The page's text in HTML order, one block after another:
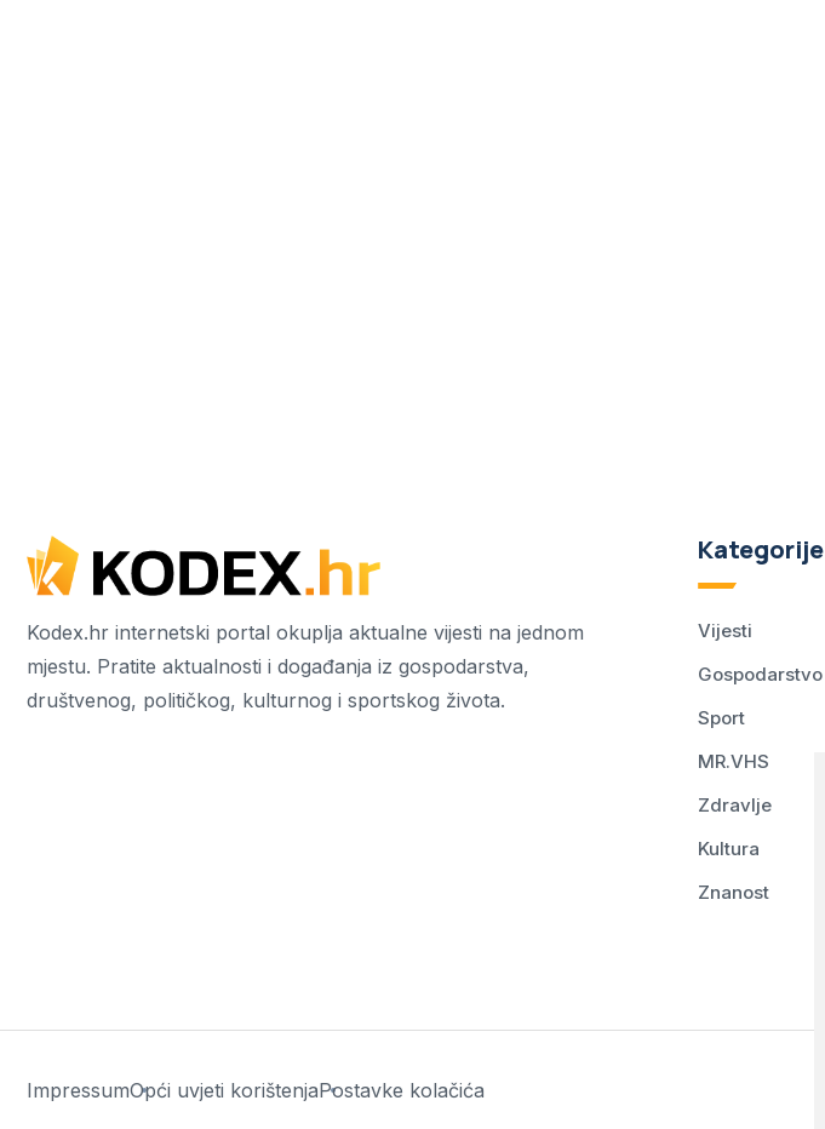
Kodex.hr internetski portal okuplja aktualne vijesti na jednom
mjestu. Pratite aktualnosti i događanja iz gospodarstva,
društvenog, političkog, kulturnog i sportskog života.
Kategorije
Vijesti
Gospodarstvo
Sport
MR.VHS
Zdravlje
Kultura
Znanost
ImpressumOpći uvjeti korištenjaPostavke kolačića